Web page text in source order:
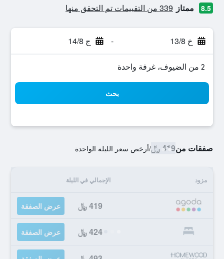
8.5 ممتاز 339 من التقييمات تم التحقق منها
خ 13/8 - ج 14/8
2 من الضيوف، غرفة واحدة
بحث
صفقات من419 ﷼ /أرخص سعر الليلة الواحدة
مزود الإجمالي في الليلة
419 ﷼ عرض الصفقة
424 ﷼ عرض الصفقة